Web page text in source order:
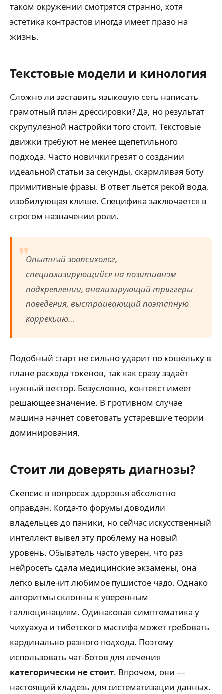
таком окружении смотрятся странно, хотя
эстетика контрастов иногда имеет право на
жизнь.
Текстовые модели и кинология
Сложно ли заставить языковую сеть написать
грамотный план дрессировки? Да, но результат
скрупулёзной настройки того стоит. Текстовые
движки требуют не менее щепетильного
подхода. Часто новички грезят о создании
идеальной статьи за секунды, скармливая боту
примитивные фразы. В ответ льётся рекой вода,
изобилующая клише. Специфика заключается в
строгом назначении роли.
Опытный зоопсихолог,
специализирующийся на позитивном
подкреплении, анализирующий триггеры
поведения, выстраивающий поэтапную
коррекцию…
Подобный старт не сильно ударит по кошельку в
плане расхода токенов, так как сразу задаёт
нужный вектор. Безусловно, контекст имеет
решающее значение. В противном случае
машина начнёт советовать устаревшие теории
доминирования.
Стоит ли доверять диагнозы?
Скепсис в вопросах здоровья абсолютно
оправдан. Когда-то форумы доводили
владельцев до паники, но сейчас искусственный
интеллект вывел эту проблему на новый
уровень. Обыватель часто уверен, что раз
нейросеть сдала медицинские экзамены, она
легко вылечит любимое пушистое чадо. Однако
алгоритмы склонны к уверенным
галлюцинациям. Одинаковая симптоматика у
чихуахуа и тибетского мастифа может требовать
кардинально разного подхода. Поэтому
использовать чат-ботов для лечения
категорически не стоит. Впрочем, они —
настоящий кладезь для систематизации данных.